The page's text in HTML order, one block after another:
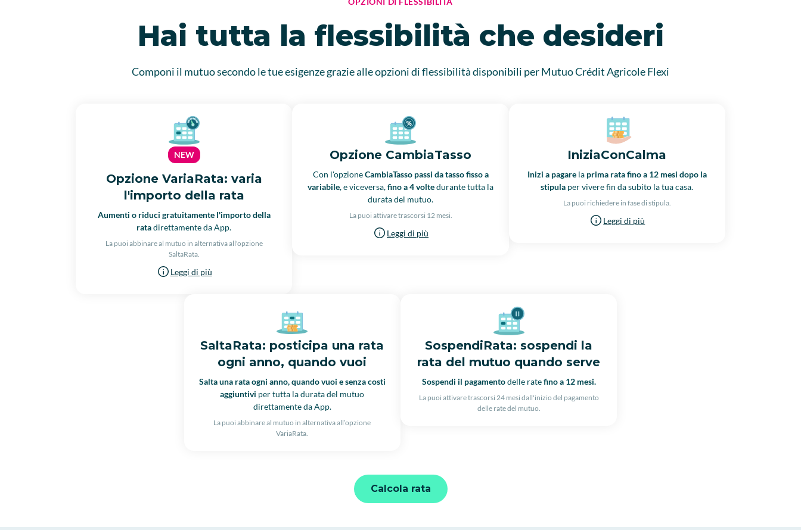
Hai tutta la flessibilità che desideri
Componi il mutuo secondo le tue esigenze grazie alle opzioni di flessibilità disponibili per Mutuo Crédit Agricole Flexi
NEW
Opzione VariaRata: varia
l'importo della rata
Aumenti o riduci gratuitamente l'importo della
ratadirettamente da App.
La puoi abbinare al mutuo in alternativa all'opzione
SaltaRata.
Leggi di più
Opzione CambiaTasso
Con l'opzioneCambiaTasso passi da tasso fisso a
variabile, e viceversa,fino a 4 voltedurante tutta la
durata del mutuo.
La puoi attivare trascorsi 12 mesi.
Leggi di più
IniziaConCalma
Inizi a pagarelaprima rata fino a 12 mesi dopo la
stipula per vivere fin da subito la tua casa.
La puoi richiedere in fase di stipula.
Leggi di più
SaltaRata: posticipa una rata
ogni anno, quando vuoi
Salta una rata ogni anno, quando vuoi e senza costi
aggiuntivi per tutta la durata del mutuo
direttamente da App.
La puoi abbinare al mutuo in alternativa all’opzione
VariaRata.
SospendiRata: sospendi la
rata del mutuo quando serve
Sospendi il pagamentodelle ratefino a 12 mesi.
La puoi attivare trascorsi 24 mesi dall'inizio del pagamento
delle rate del mutuo.
Calcola rata